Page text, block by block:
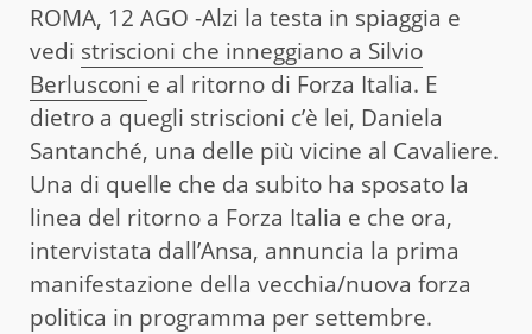
ROMA, 12 AGO -Alzi la testa in spiaggia e
vedi striscioni che inneggiano a Silvio
Berlusconi e al ritorno di Forza Italia. E
dietro a quegli striscioni c’è lei, Daniela
Santanché, una delle più vicine al Cavaliere.
Una di quelle che da subito ha sposato la
linea del ritorno a Forza Italia e che ora,
intervistata dall’Ansa, annuncia la prima
manifestazione della vecchia/nuova forza
politica in programma per settembre.